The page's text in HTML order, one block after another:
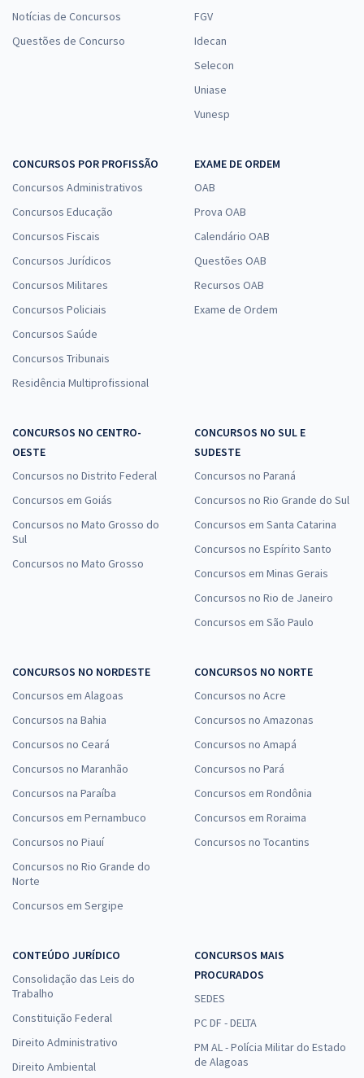
Notícias de Concursos
Questões de Concurso
FGV
Idecan
Selecon
Uniase
Vunesp
CONCURSOS POR PROFISSÃO
Concursos Administrativos
Concursos Educação
Concursos Fiscais
Concursos Jurídicos
Concursos Militares
Concursos Policiais
Concursos Saúde
Concursos Tribunais
Residência Multiprofissional
EXAME DE ORDEM
OAB
Prova OAB
Calendário OAB
Questões OAB
Recursos OAB
Exame de Ordem
CONCURSOS NO CENTRO-
OESTE
Concursos no Distrito Federal
Concursos em Goiás
Concursos no Mato Grosso do
Sul
Concursos no Mato Grosso
CONCURSOS NO SUL E
SUDESTE
Concursos no Paraná
Concursos no Rio Grande do Sul
Concursos em Santa Catarina
Concursos no Espírito Santo
Concursos em Minas Gerais
Concursos no Rio de Janeiro
Concursos em São Paulo
CONCURSOS NO NORDESTE
Concursos em Alagoas
Concursos na Bahia
Concursos no Ceará
Concursos no Maranhão
Concursos na Paraíba
Concursos em Pernambuco
Concursos no Piauí
Concursos no Rio Grande do
Norte
Concursos em Sergipe
CONCURSOS NO NORTE
Concursos no Acre
Concursos no Amazonas
Concursos no Amapá
Concursos no Pará
Concursos em Rondônia
Concursos em Roraima
Concursos no Tocantins
CONTEÚDO JURÍDICO
Consolidação das Leis do
Trabalho
Constituição Federal
Direito Administrativo
Direito Ambiental
CONCURSOS MAIS
PROCURADOS
SEDES
PC DF - DELTA
PM AL - Polícia Militar do Estado
de Alagoas